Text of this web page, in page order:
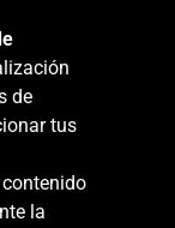
de
tus
contenido
la